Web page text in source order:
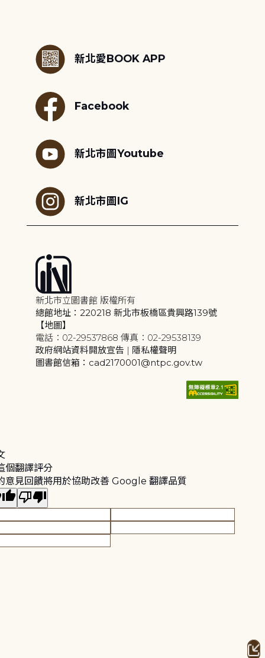
新北愛BOOK APP
Facebook
新北市圖Youtube
新北市圖IG
新北市立圖書館 版權所有
總館地址：220218 新北市板橋區貴興路139號
【地圖】
電話：02-29537868 傳真：02-29538139
政府網站資料開放宣告 | 隱私權聲明
圖書館信箱：cad2170001@ntpc.gov.tw
個翻譯評分
意見回饋將用於協助改善 Google 翻譯品質